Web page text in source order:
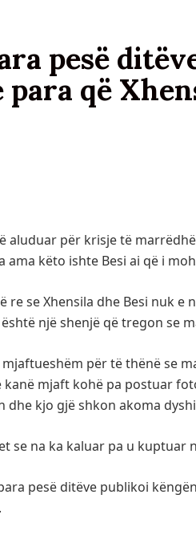
pesë
që
aluduar për krisje të
ama këto ishte Besi ai që i
re se Xhensila dhe Besi nuk
një shenjë që tregon se
mjaftueshëm për të thënë se
kanë mjaft kohë pa postuar
kjo gjë shkon akoma
se na ka kaluar pa u kuptuar
pesë ditëve publikoi